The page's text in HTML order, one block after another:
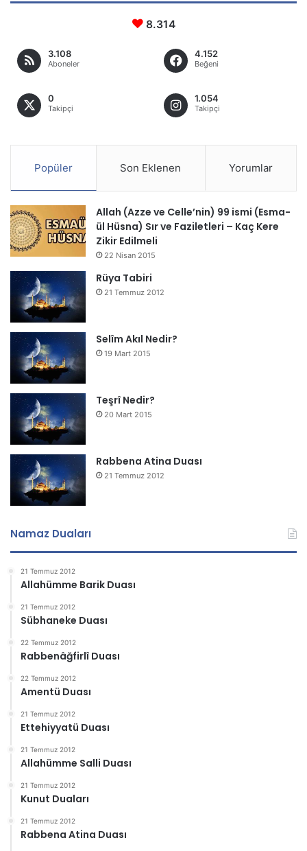
8.314
3.108
Aboneler
4.152
Beğeni
0
Takipçi
1.054
Takipçi
Popüler Son Eklenen Yorumlar
Allah (Azze ve Celle’nin) 99 ismi (Esma-
ül Hüsna) Sır ve Faziletleri – Kaç Kere
Zikir Edilmeli
22 Nisan 2015
Rüya Tabiri
21 Temmuz 2012
Selîm Akıl Nedir?
19 Mart 2015
Teşrî Nedir?
20 Mart 2015
Rabbena Atina Duası
21 Temmuz 2012
Namaz Duaları
21 Temmuz 2012
Allahümme Barik Duası
21 Temmuz 2012
Sübhaneke Duası
22 Temmuz 2012
Rabbenâğfirlî Duası
22 Temmuz 2012
Amentü Duası
21 Temmuz 2012
Ettehiyyatü Duası
21 Temmuz 2012
Allahümme Salli Duası
21 Temmuz 2012
Kunut Duaları
21 Temmuz 2012
Rabbena Atina Duası